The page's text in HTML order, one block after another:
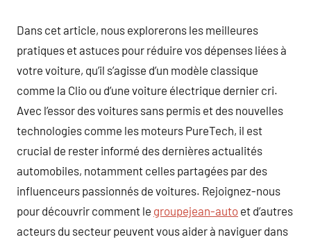
Dans cet article, nous explorerons les meilleures
pratiques et astuces pour réduire vos dépenses liées à
votre voiture, qu’il s’agisse d’un modèle classique
comme la Clio ou d’une voiture électrique dernier cri.
Avec l’essor des voitures sans permis et des nouvelles
technologies comme les moteurs PureTech, il est
crucial de rester informé des dernières actualités
automobiles, notamment celles partagées par des
influenceurs passionnés de voitures. Rejoignez-nous
pour découvrir comment le groupejean-auto et d’autres
acteurs du secteur peuvent vous aider à naviguer dans